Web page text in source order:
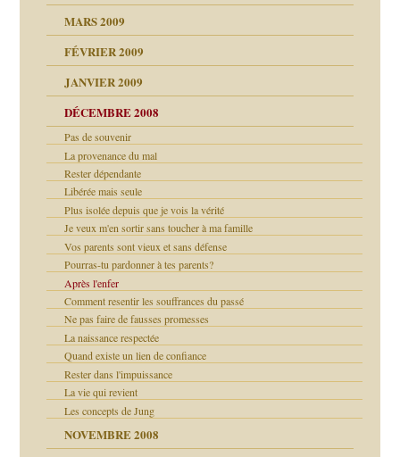
MARS 2009
FÉVRIER 2009
JANVIER 2009
DÉCEMBRE 2008
Pas de souvenir
La provenance du mal
Rester dépendante
Libérée mais seule
Plus isolée depuis que je vois la vérité
Je veux m'en sortir sans toucher à ma famille
Vos parents sont vieux et sans défense
Pourras-tu pardonner à tes parents?
Après l'enfer
Comment resentir les souffrances du passé
Ne pas faire de fausses promesses
La naissance respectée
Quand existe un lien de confiance
Rester dans l'impuissance
La vie qui revient
Les concepts de Jung
NOVEMBRE 2008